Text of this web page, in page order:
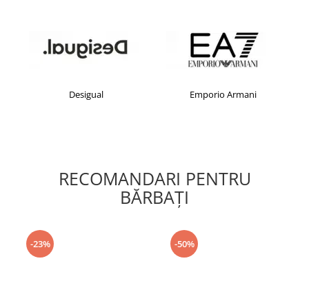
Desigual Emporio Armani
RECOMANDARI PENTRU
BĂRBAŢI
-23% -50%